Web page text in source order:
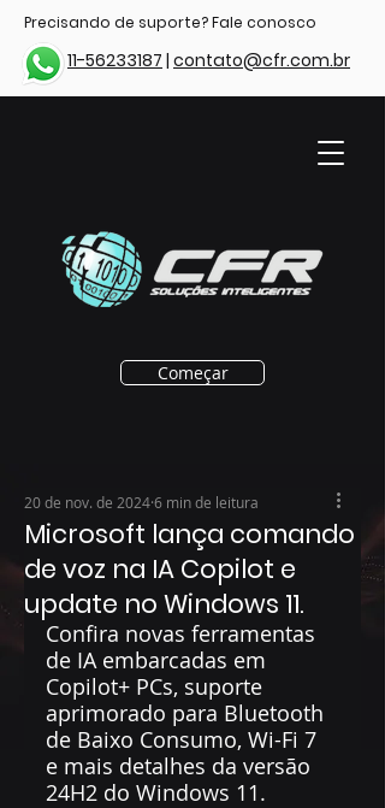
Começar
Precisando de suporte? Fale conosco
11-56233187 | contato@cfr.com.br
Microsoft lança comando
de voz na IA Copilot e
update no Windows 11.
20 de nov. de 20246 min de leitura
Confira novas ferramentas
de IA embarcadas em
Copilot+ PCs, suporte
aprimorado para Bluetooth
de Baixo Consumo, Wi-Fi 7
e mais detalhes da versão
24H2 do Windows 11.